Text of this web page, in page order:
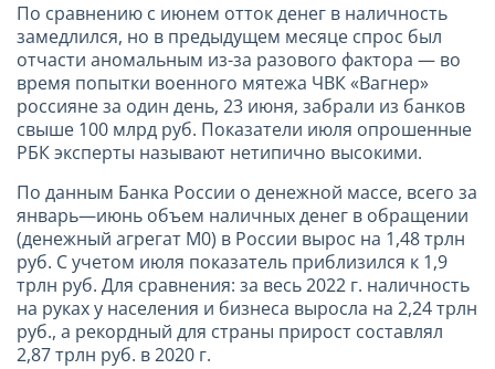
По сравнению с июнем отток денег в наличность
замедлился, но в предыдущем месяце спрос был
отчасти аномальным из-за разового фактора — во
время попытки военного мятежа ЧВК «Вагнер»
россияне за один день, 23 июня, забрали из банков
свыше 100 млрд руб. Показатели июля опрошенные
РБК эксперты называют нетипично высокими.
По данным Банка России о денежной массе, всего за
январь—июнь объем наличных денег в обращении
(денежный агрегат М0) в России вырос на 1,48 трлн
руб. С учетом июля показатель приблизился к 1,9
трлн руб. Для сравнения: за весь 2022 г. наличность
на руках у населения и бизнеса выросла на 2,24 трлн
руб., а рекордный для страны прирост составлял
2,87 трлн руб. в 2020 г.